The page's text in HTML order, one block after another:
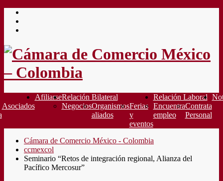
Saltar
contenido
Asociados
AfiliarseRelación Bilateral
NegociosOrganismos
aliados
Ferias
y
eventos
Relación Laboral
Encuentra
empleo
Contrata
Personal
Cámara de Comercio México - Colombia
ccmexcol
Seminario “Retos de integración regional, Alianza del
Pacífico Mercosur”